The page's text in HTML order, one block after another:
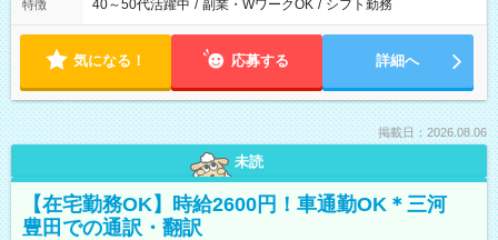
特徴 40～50代活躍中 / 副業・WワークOK / シフト勤務
気になる！ 応募する 詳細へ
掲載日：2026.08.06
未読
【在宅勤務OK】時給2600円！車通勤OK＊三河
豊田での通訳・翻訳